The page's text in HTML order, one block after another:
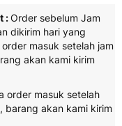
:Order sebelum Jam
dikirim hari yang
masuk setelah jam
akan kami kirim
order masuk setelah
barang akan kami kirim